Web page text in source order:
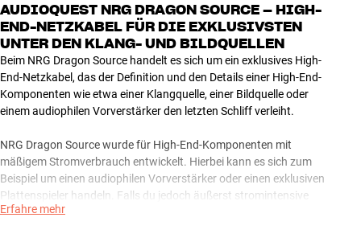
AUDIOQUEST NRG DRAGON SOURCE – HIGH-
END-NETZKABEL FÜR DIE EXKLUSIVSTEN
UNTER DEN KLANG- UND BILDQUELLEN
Beim NRG Dragon Source handelt es sich um ein exklusives High-
End-Netzkabel, das der Definition und den Details einer High-End-
Komponenten wie etwa einer Klangquelle, einer Bildquelle oder
einem audiophilen Vorverstärker den letzten Schliff verleiht.
NRG Dragon Source wurde für High-End-Komponenten mit
mäßigem Stromverbrauch entwickelt. Hierbei kann es sich zum
Beispiel um einen audiophilen Vorverstärker oder einen exklusiven
Plattenspieler handeln. Falls du jedoch äußerst stromintensive
Komponenten wie eine High-End-Verstärkerstufe oder einen
Erfahre mehr